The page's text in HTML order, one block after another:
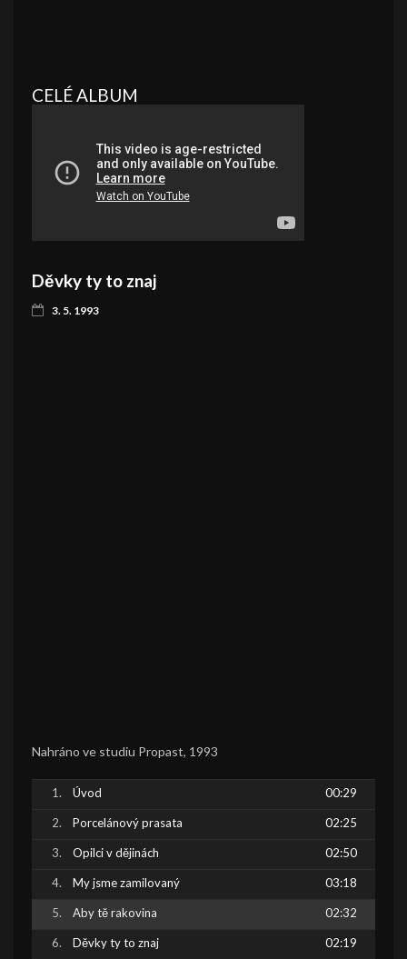
CELÉ ALBUM
Děvky ty to znaj
3. 5. 1993
Nahráno ve studiu Propast, 1993
Úvod 00:29
Porcelánový prasata 02:25
Opilci v dějinách 02:50
My jsme zamilovaný 03:18
Aby tě rakovina 02:32
Děvky ty to znaj 02:19